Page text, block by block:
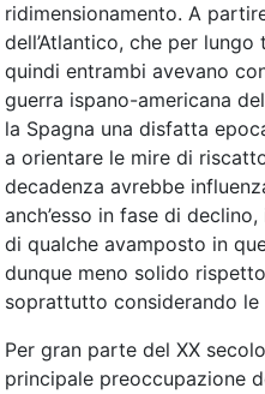
ridimensionamento. A
dell’Atlantico, che per
quindi entrambi avevano
guerra ispano-americana
la Spagna una disfatta
a orientare le mire di
decadenza avrebbe
anch’esso in fase di
di qualche avamposto in
dunque meno solido
soprattutto considerando
Per gran parte del XX
principale preoccupazione